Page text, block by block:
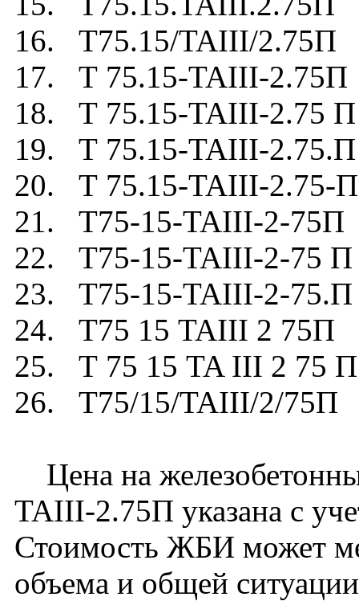
16. Т75.15/TAIII/2.75П
17. Т 75.15-TAIII-2.75П
18. Т 75.15-TAIII-2.75 П
19. Т 75.15-TAIII-2.75.П
20. Т 75.15-TAIII-2.75-П
21. Т75-15-TAIII-2-75П
22. Т75-15-TAIII-2-75 П
23. Т75-15-TAIII-2-75.П
24. Т75 15 TAIII 2 75П
25. Т 75 15 TA III 2 75 П
26. Т75/15/TAIII/2/75П
Цена на
TAIII-2.75П указана с
Стоимость ЖБИ может
объема и общей